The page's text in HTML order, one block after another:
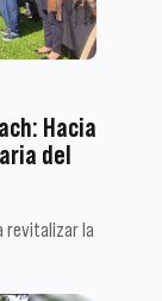
Hacia
del
revitalizar la